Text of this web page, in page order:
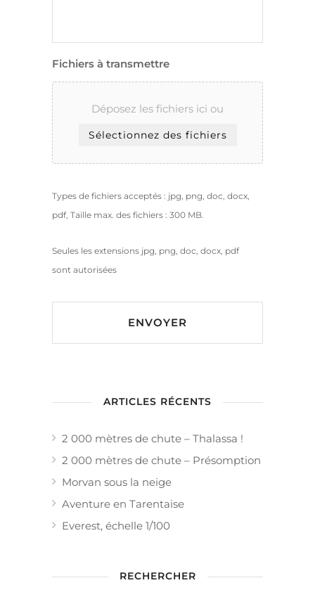
Fichiers à transmettre
Déposez les fichiers ici ou
Sélectionnez des fichiers
Types de fichiers acceptés : jpg, png, doc, docx,
pdf, Taille max. des fichiers : 300 MB.
Seules les extensions jpg, png, doc, docx, pdf
sont autorisées
ARTICLES RÉCENTS
2 000 mètres de chute – Thalassa !
2 000 mètres de chute – Présomption
Morvan sous la neige
Aventure en Tarentaise
Everest, échelle 1/100
RECHERCHER